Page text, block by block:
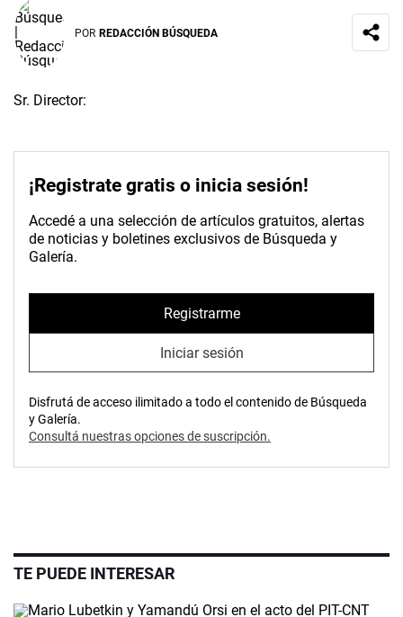
POR REDACCIÓN BÚSQUEDA
Sr. Director:
¡Registrate gratis o inicia sesión!
Accedé a una selección de artículos gratuitos, alertas
de noticias y boletines exclusivos de Búsqueda y
Galería.
Registrarme
Iniciar sesión
Disfrutá de acceso ilimitado a todo el contenido de Búsqueda
y Galería.
Consultá nuestras opciones de suscripción.
TE PUEDE INTERESAR